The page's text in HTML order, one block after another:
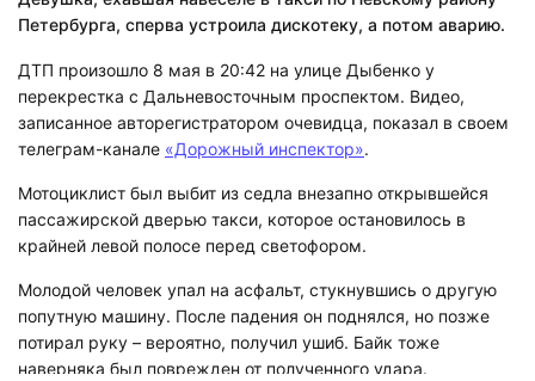
Петербурга, сперва устроила дискотеку, а потом аварию.
ДТП произошло 8 мая в 20:42 на улице Дыбенко у
перекрестка с Дальневосточным проспектом. Видео,
записанное авторегистратором очевидца, показал в своем
телеграм-канале «Дорожный инспектор».
Мотоциклист был выбит из седла внезапно открывшейся
пассажирской дверью такси, которое остановилось в
крайней левой полосе перед светофором.
Молодой человек упал на асфальт, стукнувшись о другую
попутную машину. После падения он поднялся, но позже
потирал руку – вероятно, получил ушиб. Байк тоже
наверняка был поврежден от полученного удара.